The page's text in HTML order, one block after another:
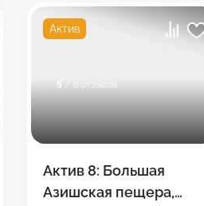
Актив
5 / 8 отзывов
Актив 8: Большая
Азишская пещера,